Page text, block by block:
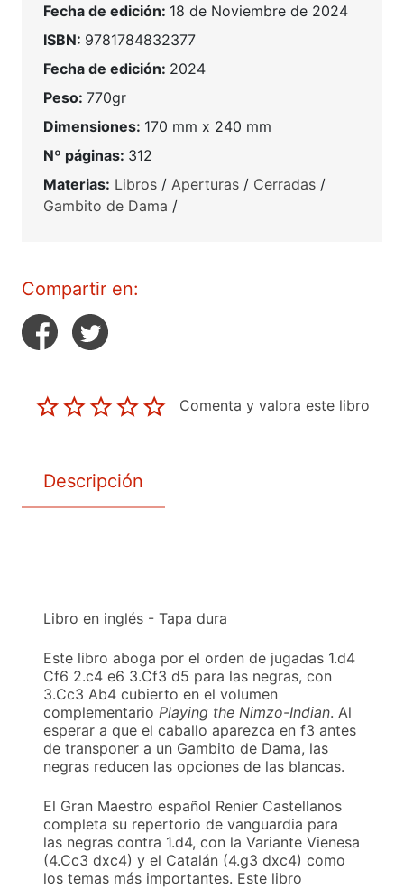
Fecha de edición: 18 de Noviembre de 2024
ISBN: 9781784832377
Fecha de edición: 2024
Peso: 770gr
Dimensiones: 170 mm x 240 mm
Nº páginas: 312
Materias: Libros / Aperturas / Cerradas /
Gambito de Dama /
Compartir en:
Comenta y valora este libro
Descripción
Libro en inglés - Tapa dura
Este libro aboga por el orden de jugadas 1.d4
Cf6 2.c4 e6 3.Cf3 d5 para las negras, con
3.Cc3 Ab4 cubierto en el volumen
complementario Playing the Nimzo-Indian. Al
esperar a que el caballo aparezca en f3 antes
de transponer a un Gambito de Dama, las
negras reducen las opciones de las blancas.
El Gran Maestro español Renier Castellanos
completa su repertorio de vanguardia para
las negras contra 1.d4, con la Variante Vienesa
(4.Cc3 dxc4) y el Catalán (4.g3 dxc4) como
los temas más importantes. Este libro